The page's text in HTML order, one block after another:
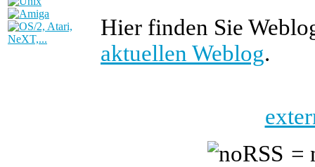
Hier finden Sie
aktuellen Weblog.
=